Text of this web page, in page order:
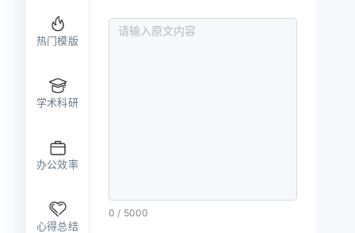
热门模版
学术科研
办公效率
心得总结
0 / 5000